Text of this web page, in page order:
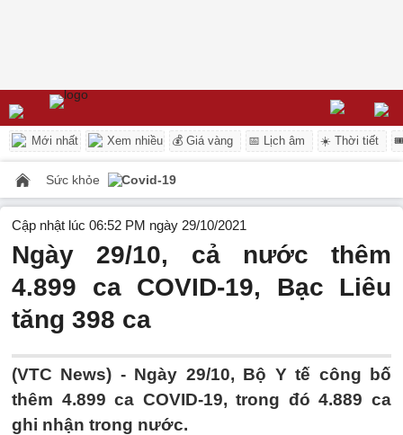
Mới nhất Xem nhiều 💰 Giá vàng 📅 Lịch âm ☀️ Thời tiết
Sức khỏe Covid-19
Cập nhật lúc 06:52 PM ngày 29/10/2021
Ngày 29/10, cả nước thêm
4.899 ca COVID-19, Bạc Liêu
tăng 398 ca
(VTC News) - Ngày 29/10, Bộ Y tế công bố
thêm 4.899 ca COVID-19, trong đó 4.889 ca
ghi nhận trong nước.